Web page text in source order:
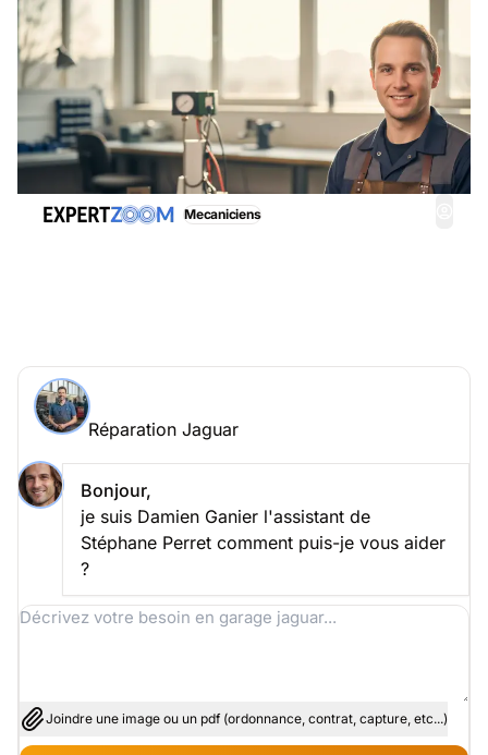
Mecaniciens
Posez votre question à Stéphane Perret
Réparation Jaguar
Bonjour,
je suis Damien Ganier l'assistant de
Stéphane Perret comment puis-je vous aider
?
Joindre une image ou un pdf (ordonnance, contrat, capture, etc...)